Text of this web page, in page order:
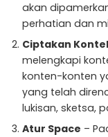
akan
perhatian dan
Ciptakan
melengkapi
konten-konten
yang telah
lukisan, sketsa,
Atur Space –